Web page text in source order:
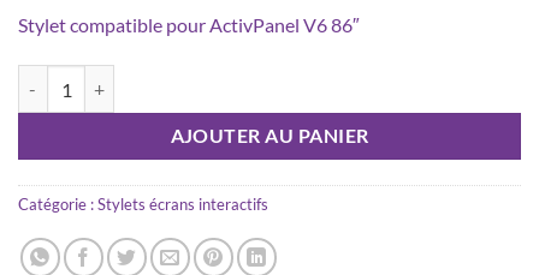
Stylet compatible pour ActivPanel V6 86″
AJOUTER AU PANIER
Catégorie :Stylets écrans interactifs